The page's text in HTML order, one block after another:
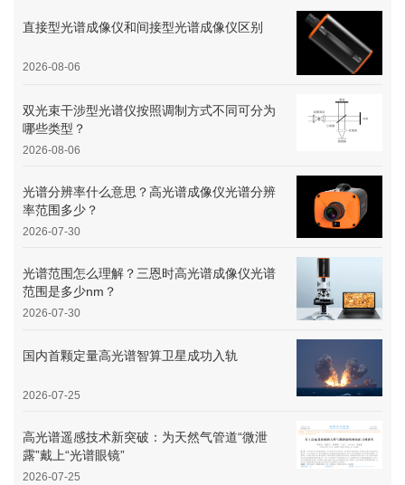
直接型光谱成像仪和间接型光谱成像仪区别
2026-08-06
双光束干涉型光谱仪按照调制方式不同可分为
哪些类型？
2026-08-06
光谱分辨率什么意思？高光谱成像仪光谱分辨
率范围多少？
2026-07-30
光谱范围怎么理解？三恩时高光谱成像仪光谱
范围是多少nm？
2026-07-30
国内首颗定量高光谱智算卫星成功入轨
2026-07-25
高光谱遥感技术新突破：为天然气管道“微泄
露”戴上“光谱眼镜”
2026-07-25